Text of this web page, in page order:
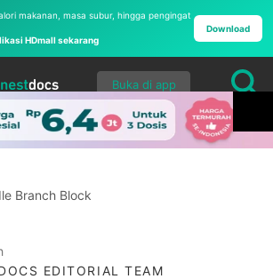
makanan, masa subur, hingga pengingat
HDmall sekarang
Download
Buka di app
Branch Block
EDITORIAL TEAM